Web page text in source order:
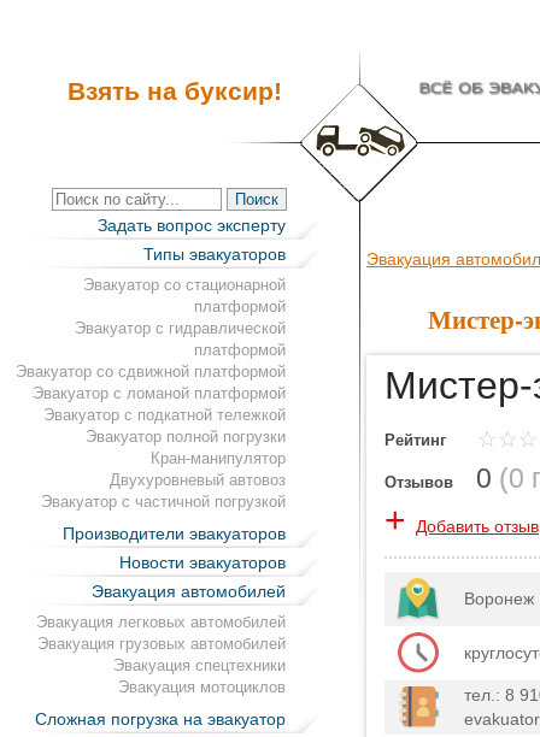
Взять на буксир!
Задать вопрос эксперту
Типы эвакуаторов
Эвакуатор со стационарной
платформой
Эвакуатор с гидравлической
платформой
Эвакуатор со сдвижной платформой
Эвакуатор с ломаной платформой
Эвакуатор с подкатной тележкой
Эвакуатор полной погрузки
Кран-манипулятор
Двухуровневый автовоз
Эвакуатор с частичной погрузкой
Производители эвакуаторов
Новости эвакуаторов
Эвакуация автомобилей
Эвакуация легковых автомобилей
Эвакуация грузовых автомобилей
Эвакуация спецтехники
Эвакуация мотоциклов
Сложная погрузка на эвакуатор
Эвакуация
Мистер-
Мистер-
Рейтинг
Отзывов 0 (0
+ Добавить отзыв
Воронеж
тел.: 8